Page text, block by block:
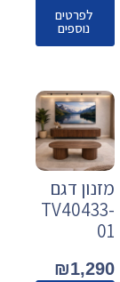
לפרטים
נוספים
מזנון דגם
TV40433-
01
₪1,290